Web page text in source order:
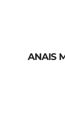
ANAIS